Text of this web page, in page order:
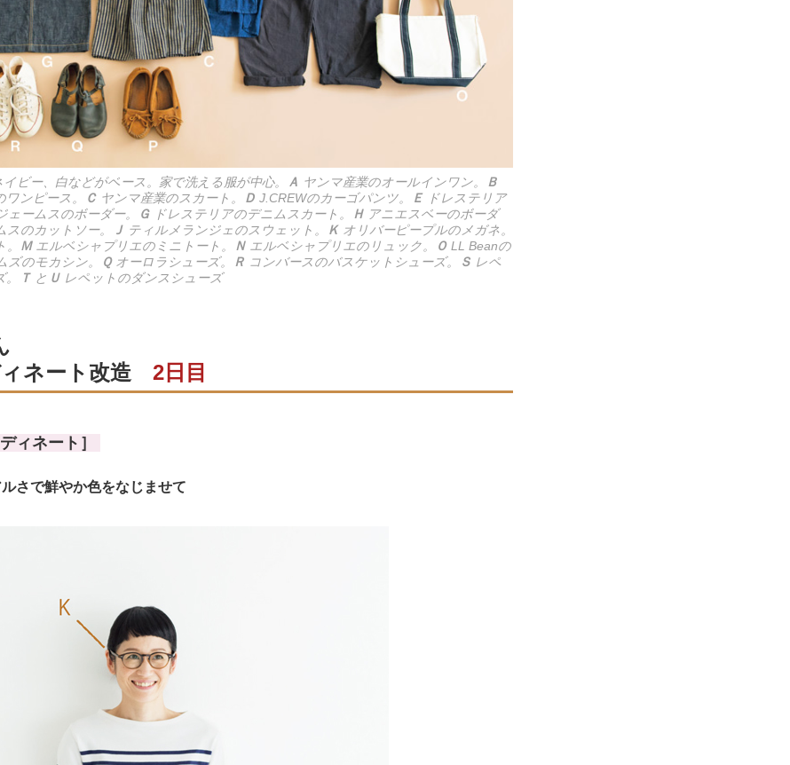
ビー、白などがベース。家で洗える服が中心。 Ａ ヤンマ産業のオールインワン。
Ｂ
ンピース。
Ｃ ヤンマ産業のスカート。 Ｄ J.CREWのカーゴパンツ。 Ｅ ドレステリア
ェームスのボーダー。 Ｇ ドレステリアのデニムスカート。 Ｈ アニエスベーのボーダ
スのカットソー。 Ｊ ティルメランジェのスウェット。 Ｋ オリバーピープルのメガネ。
Ｍエルベシャプリエのミニトート。 Ｎ エルベシャプリエのリュック。 Ｏ LL Beanの
ズのモカシン。 Ｑオーロラシューズ。 Ｒ コンバースのバスケットシューズ。 Ｓ レペ
Ｔ と Ｕ レペットのダンスシューズ
ネート改造 2日目
ィネート］
さで鮮やか色をなじませて